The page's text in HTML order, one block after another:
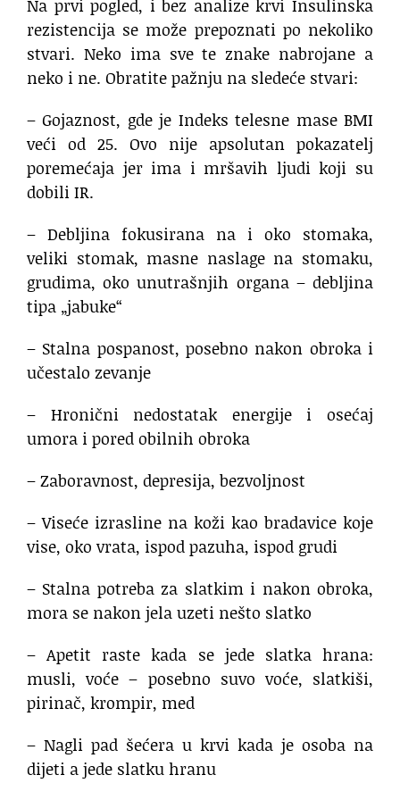
Na prvi pogled, i bez analize krvi Insulinska
rezistencija se može prepoznati po nekoliko
stvari. Neko ima sve te znake nabrojane a
neko i ne. Obratite pažnju na sledeće stvari:
– Gojaznost, gde je Indeks telesne mase BMI
veći od 25. Ovo nije apsolutan pokazatelj
poremećaja jer ima i mršavih ljudi koji su
dobili IR.
– Debljina fokusirana na i oko stomaka,
veliki stomak, masne naslage na stomaku,
grudima, oko unutrašnjih organa – debljina
tipa „jabuke“
– Stalna pospanost, posebno nakon obroka i
učestalo zevanje
– Hronični nedostatak energije i osećaj
umora i pored obilnih obroka
– Zaboravnost, depresija, bezvoljnost
– Viseće izrasline na koži kao bradavice koje
vise, oko vrata, ispod pazuha, ispod grudi
– Stalna potreba za slatkim i nakon obroka,
mora se nakon jela uzeti nešto slatko
– Apetit raste kada se jede slatka hrana:
musli, voće – posebno suvo voće, slatkiši,
pirinač, krompir, med
– Nagli pad šećera u krvi kada je osoba na
dijeti a jede slatku hranu